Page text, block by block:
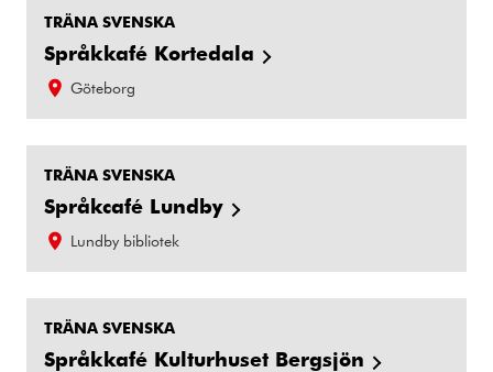
TRÄNA SVENSKA
Språkkafé Kortedala
Göteborg
TRÄNA SVENSKA
Språkcafé Lundby
Lundby bibliotek
TRÄNA SVENSKA
Språkkafé Kulturhuset Bergsjön